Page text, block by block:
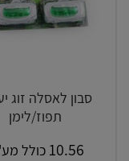
סבון לאסלה זוג
תפוז/לימן
10.56 כולל